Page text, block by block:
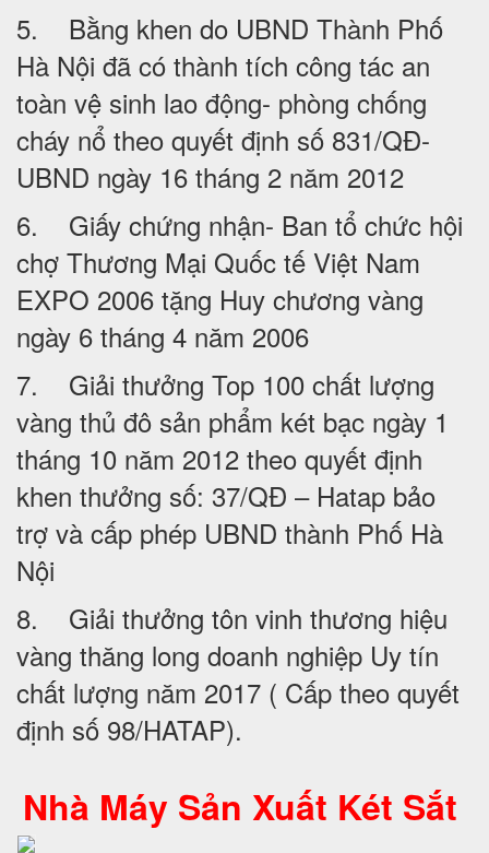
5. Bằng khen do UBND Thành Phố
Hà Nội đã có thành tích công tác an
toàn vệ sinh lao động- phòng chống
cháy nổ theo quyết định số 831/QĐ-
UBND ngày 16 tháng 2 năm 2012
6. Giấy chứng nhận- Ban tổ chức hội
chợ Thương Mại Quốc tế Việt Nam
EXPO 2006 tặng Huy chương vàng
ngày 6 tháng 4 năm 2006
7. Giải thưởng Top 100 chất lượng
vàng thủ đô sản phẩm két bạc ngày 1
tháng 10 năm 2012 theo quyết định
khen thưởng số: 37/QĐ – Hatap bảo
trợ và cấp phép UBND thành Phố Hà
Nội
8. Giải thưởng tôn vinh thương hiệu
vàng thăng long doanh nghiệp Uy tín
chất lượng năm 2017 ( Cấp theo quyết
định số 98/HATAP).
Nhà Máy Sản Xuất Két Sắt